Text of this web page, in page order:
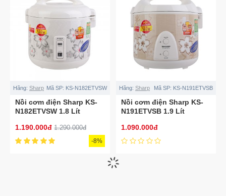
Hãng: Sharp Mã SP: KS-N182ETVSW
Nồi cơm điện Sharp KS-
N182ETVSW 1.8 Lít
1.190.000đ 1.290.000đ
-8%
Hãng: Sharp Mã SP: KS-N191ETVSB
Nồi cơm điện Sharp KS-
N191ETVSB 1.9 Lít
1.090.000đ